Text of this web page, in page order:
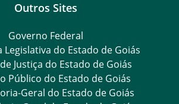
Outros Sites
Governo Federal
Legislativa do Estado de Goiás
Justiça do Estado de Goiás
Público do Estado de Goiás
Geral do Estado de Goiás